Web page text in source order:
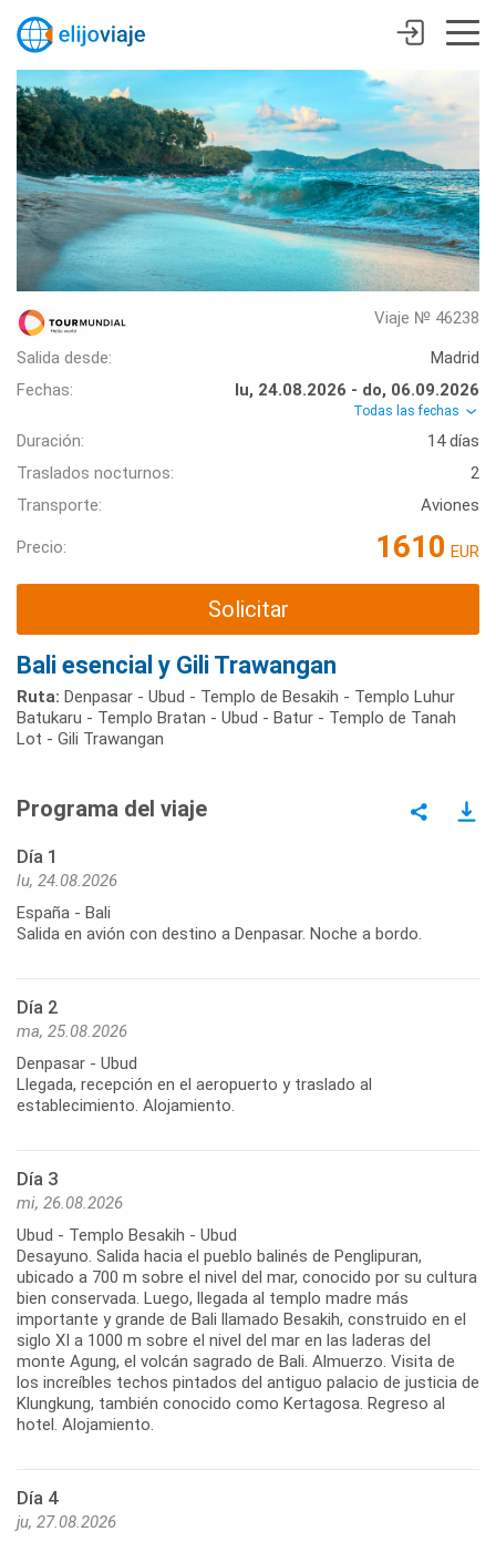
Viaje № 46238
Salida desde:
Madrid
Fechas:
lu, 24.08.2026 - do, 06.09.2026
Todas las fechas
Duración:
14 días
Traslados nocturnos:
2
Transporte:
Aviones
Precio: 1610 EUR
Solicitar
Bali esencial y Gili Trawangan
Ruta: Denpasar - Ubud - Templo de Besakih - Templo Luhur
Batukaru - Templo Bratan - Ubud - Batur - Templo de Tanah
Lot - Gili Trawangan
Programa del viaje
Día 1
lu, 24.08.2026
España - Bali
Salida en avión con destino a Denpasar. Noche a bordo.
Día 2
ma, 25.08.2026
Denpasar - Ubud
Llegada, recepción en el aeropuerto y traslado al
establecimiento. Alojamiento.
Día 3
mi, 26.08.2026
Ubud - Templo Besakih - Ubud
Desayuno. Salida hacia el pueblo balinés de Penglipuran,
ubicado a 700 m sobre el nivel del mar, conocido por su cultura
bien conservada. Luego, llegada al templo madre más
importante y grande de Bali llamado Besakih, construido en el
siglo XI a 1000 m sobre el nivel del mar en las laderas del
monte Agung, el volcán sagrado de Bali. Almuerzo. Visita de
los increíbles techos pintados del antiguo palacio de justicia de
Klungkung, también conocido como Kertagosa. Regreso al
hotel. Alojamiento.
Día 4
ju, 27.08.2026